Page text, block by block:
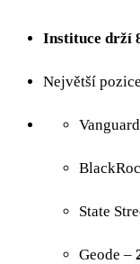
Instituce drží
Největší
State
Geode –